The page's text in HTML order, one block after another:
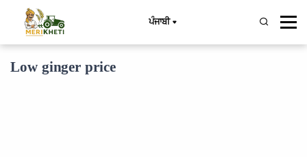
ਪੰਜਾਬੀ
Low ginger price